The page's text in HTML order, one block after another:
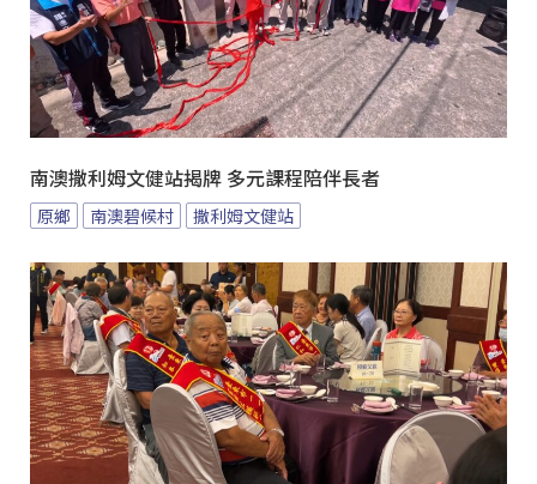
南澳撒利姆文健站揭牌 多元課程陪伴長者
原鄉 南澳碧候村 撒利姆文健站